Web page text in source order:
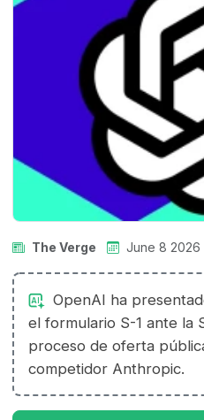
The Verge June 8 2026
OpenAI ha
el formulario S-1 ante la
proceso de oferta
competidor Anthropic.